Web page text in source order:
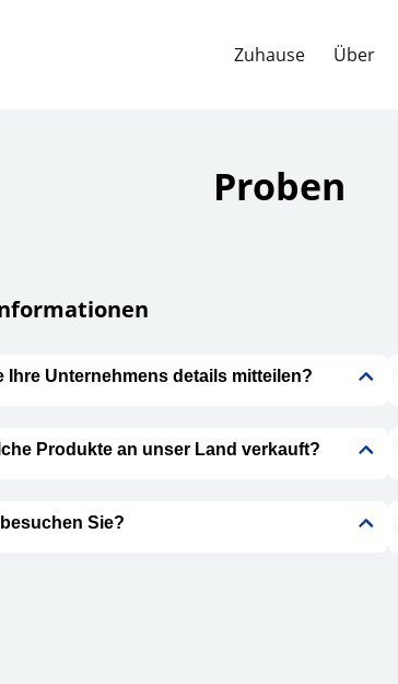
Zuhause Über
Proben
Ihre Unternehmens details mitteilen?
Produkte an unser Land verkauft?
Sie?